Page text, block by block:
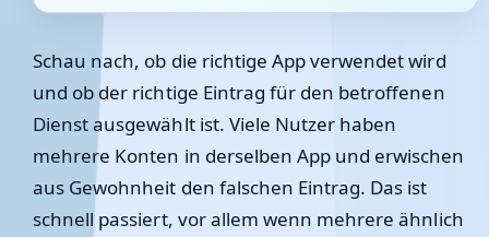
Schau nach, ob die richtige App verwendet wird
und ob der richtige Eintrag für den betroffenen
Dienst ausgewählt ist. Viele Nutzer haben
mehrere Konten in derselben App und erwischen
aus Gewohnheit den falschen Eintrag. Das ist
schnell passiert, vor allem wenn mehrere ähnlich